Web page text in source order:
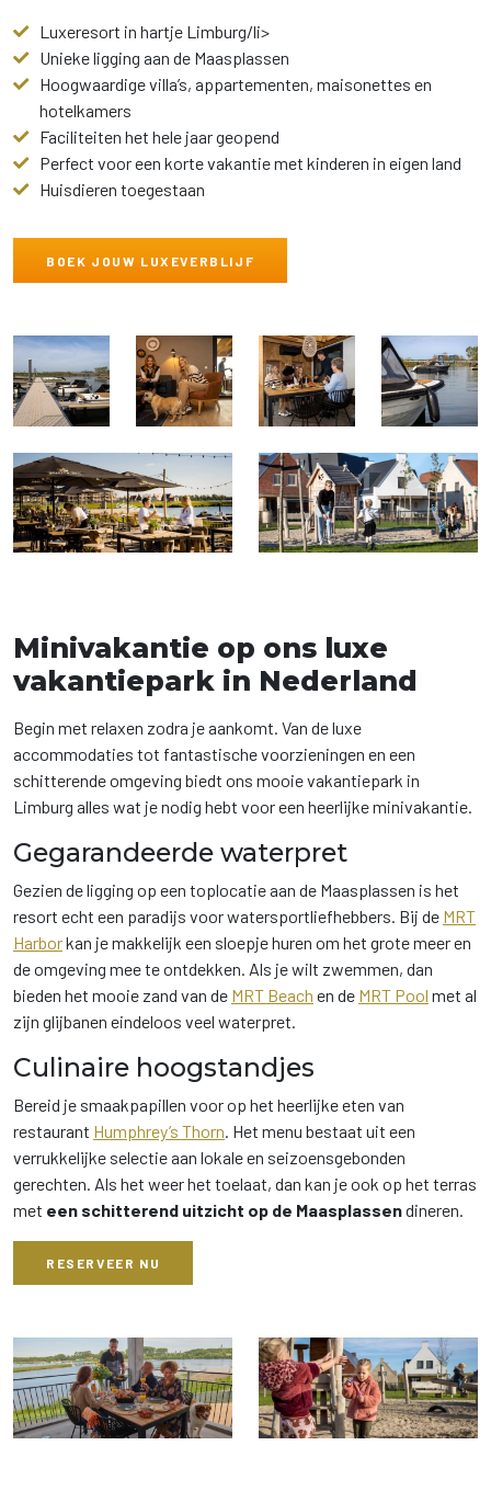
Luxeresort in hartje Limburg/li>
Unieke ligging aan de Maasplassen
Hoogwaardige villa’s, appartementen, maisonettes en
hotelkamers
Faciliteiten het hele jaar geopend
Perfect voor een korte vakantie met kinderen in eigen land
Huisdieren toegestaan
BOEK JOUW LUXEVERBLIJF
Minivakantie op ons luxe
vakantiepark in Nederland
Begin met relaxen zodra je aankomt. Van de luxe
accommodaties tot fantastische voorzieningen en een
schitterende omgeving biedt ons mooie vakantiepark in
Limburg alles wat je nodig hebt voor een heerlijke minivakantie.
Gegarandeerde waterpret
Gezien de ligging op een toplocatie aan de Maasplassen is het
resort echt een paradijs voor watersportliefhebbers. Bij de MRT
Harborkan je makkelijk een sloepje huren om het grote meer en
de omgeving mee te ontdekken. Als je wilt zwemmen, dan
bieden het mooie zand van de MRT Beach en de MRT Pool met al
zijn glijbanen eindeloos veel waterpret.
Culinaire hoogstandjes
Bereid je smaakpapillen voor op het heerlijke eten van
restaurant Humphrey’s Thorn. Het menu bestaat uit een
verrukkelijke selectie aan lokale en seizoensgebonden
gerechten. Als het weer het toelaat, dan kan je ook op het terras
met een schitterend uitzicht op de Maasplassendineren.
RESERVEER NU